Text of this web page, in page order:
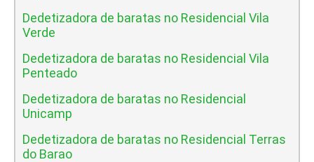
Dedetizadora de baratas no Residencial Vila
Verde
Dedetizadora de baratas no Residencial Vila
Penteado
Dedetizadora de baratas no Residencial
Unicamp
Dedetizadora de baratas no Residencial Terras
do Barao